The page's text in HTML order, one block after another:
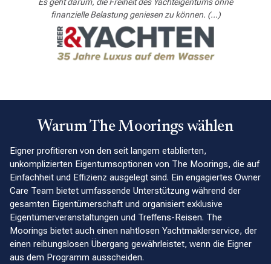
Es geht darum, die Freiheit des Yachteigentums ohne
finanzielle Belastung geniesen zu können. (…)
Warum The Moorings wählen
Eigner profitieren von den seit langem etablierten,
unkomplizierten Eigentumsoptionen von The Moorings, die auf
Einfachheit und Effizienz ausgelegt sind. Ein engagiertes Owner
Care Team bietet umfassende Unterstützung während der
gesamten Eigentümerschaft und organisiert exklusive
Eigentümerveranstaltungen und Treffens-Reisen. The
Moorings bietet auch einen nahtlosen Yachtmaklerservice, der
einen reibungslosen Übergang gewährleistet, wenn die Eigner
aus dem Programm ausscheiden.